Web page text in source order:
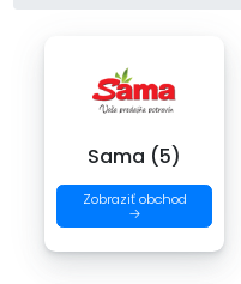
Sama (5)
Zobraziť obchod
→